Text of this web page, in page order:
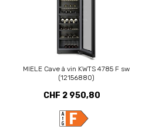
MIELE Cave à vin KWTS 4785 F sw
(12156880)
CHF 2 950,80